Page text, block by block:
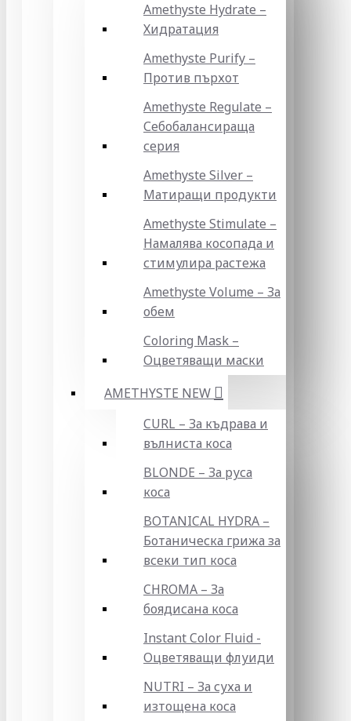
Amethyste Hydrate –
Хидратация
Amethyste Purify –
Против пърхот
Amethyste Regulate –
Себобалансираща
серия
Amethyste Silver –
Матиращи продукти
Amethyste Stimulate –
Намалява косопада и
стимулира растежа
Amethyste Volume – За
обем
Coloring Mask –
Оцветяващи маски
AMETHYSTE NEW
CURL – За къдрава и
вълниста коса
BLONDE – За руса
коса
BOTANICAL HYDRA –
Ботаническа грижа за
всеки тип коса
CHROMA – За
боядисана коса
Instant Color Fluid -
Оцветяващи флуиди
NUTRI – За суха и
изтощена коса